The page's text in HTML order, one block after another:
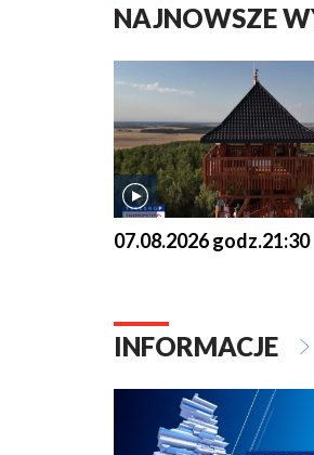
NAJNOWSZE
07.08.2026 godz.21:30
INFORMACJE